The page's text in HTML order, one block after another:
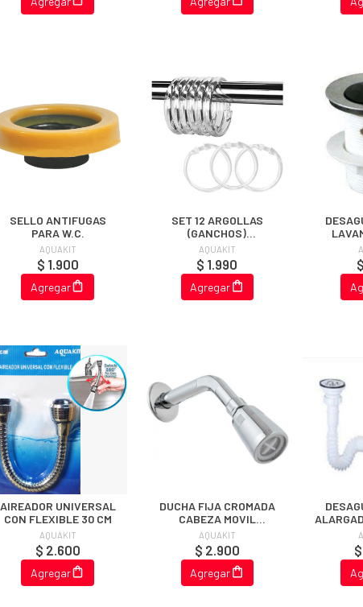
SELLO ANTIFUGAS
PARA W.C.
AQUAKIT
$ 1.900
Agregar
SET 12 ARGOLLAS
(GANCHOS)
TRANSPARENTES PARA
CORTINA
AQUAKIT
$ 1.990
Agregar
AIREADOR UNIVERSAL
CON FLEXIBLE 30 CM
AQUAKIT
$ 2.600
Agregar
DUCHA FIJA CROMADA
CABEZA MOVIL
STANDARD
AQUAKIT
$ 2.900
Agregar